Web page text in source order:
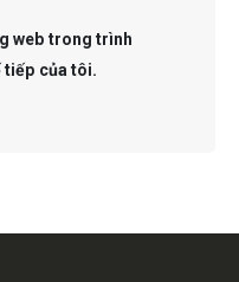
web trong trình
tiếp của tôi.